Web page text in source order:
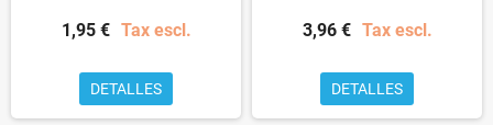
1,95 € Tax escl.
DETALLES
3,96 € Tax escl.
DETALLES